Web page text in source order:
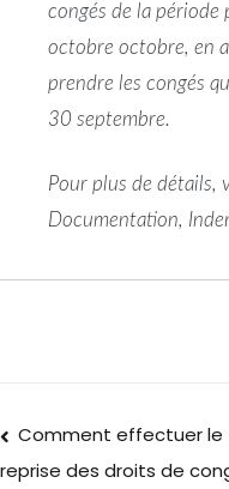
congés de la période
octobre octobre, en
prendre les congés
30 septembre.
Pour plus de détails,
Documentation,
Comment effectuer le
reprise des droits de